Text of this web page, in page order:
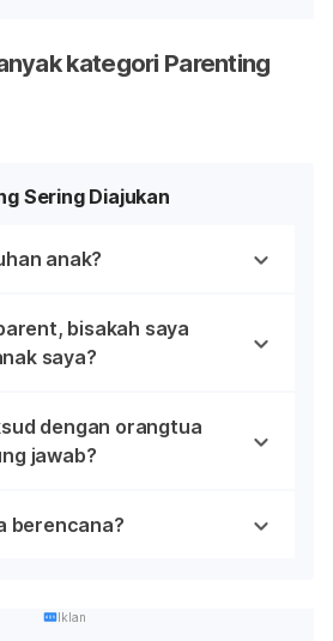
kategori Parenting
Sering Diajukan
anak?
bisakah saya
saya?
dengan orangtua
jawab?
berencana?
Iklan